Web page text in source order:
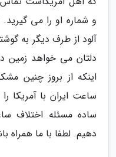
و شماره او را می
آلود از طرف دیگر به
دلتان می خواهد زمین
اینکه از بروز چنین
ساعت ایران با آمریکا
ساده مسئله اختلاف
دهیم. لطفا با ما همراه